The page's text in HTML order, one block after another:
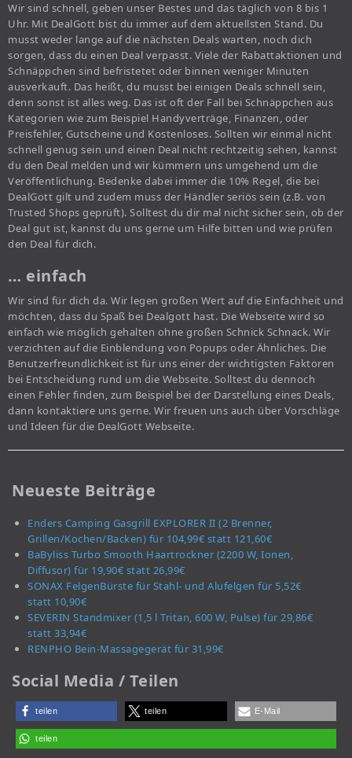
Wir sind schnell, geben unser Bestes und das täglich von 8 bis 1
Uhr. Mit DealGott bist du immer auf dem aktuellsten Stand. Du
musst weder lange auf die nächsten Deals warten, noch dich
sorgen, dass du einen Deal verpasst. Viele der Rabattaktionen und
Schnäppchen sind befristetet oder binnen weniger Minuten
ausverkauft. Das heißt, du musst bei einigen Deals schnell sein,
denn sonst ist alles weg. Das ist oft der Fall bei Schnäppchen aus
Kategorien wie zum Beispiel Handyverträge, Finanzen, oder
Preisfehler, Gutscheine und Kostenloses. Sollten wir einmal nicht
schnell genug sein und einen Deal nicht rechtzeitig sehen, kannst
du den Deal melden und wir kümmern uns umgehend um die
Veröffentlichung. Bedenke dabei immer die 10% Regel, die bei
DealGott gilt und zudem muss der Händler seriös sein (z.B. von
Trusted Shops geprüft). Solltest du dir mal nicht sicher sein, ob der
Deal gut ist, kannst du uns gerne um Hilfe bitten und wie prüfen
den Deal für dich.
… einfach
Wir sind für dich da. Wir legen großen Wert auf die Einfachheit und
möchten, dass du Spaß bei Dealgott hast. Die Webseite wird so
einfach wie möglich gehalten ohne großen Schnick Schnack. Wir
verzichten auf die Einblendung von Popups oder Ähnliches. Die
Benutzerfreundlichkeit ist für uns einer der wichtigsten Faktoren
bei Entscheidung rund um die Webseite. Solltest du dennoch
einen Fehler finden, zum Beispiel bei der Darstellung eines Deals,
dann kontaktiere uns gerne. Wir freuen uns auch über Vorschläge
und Ideen für die DealGott Webseite.
Neueste Beiträge
Enders Camping Gasgrill EXPLORER II (2 Brenner,
Grillen/Kochen/Backen) für 104,99€ statt 121,60€
BaByliss Turbo Smooth Haartrockner (2200 W, Ionen,
Diffusor) für 19,90€ statt 26,99€
SONAX FelgenBürste für Stahl- und Alufelgen für 5,52€
statt 10,90€
SEVERIN Standmixer (1,5 l Tritan, 600 W, Pulse) für 29,86€
statt 33,94€
RENPHO Bein-Massagegerät für 31,99€
Social Media / Teilen
teilen teilen E-Mail
teilen